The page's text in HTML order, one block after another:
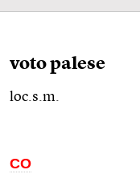
voto palese
loc.s.m.
CO